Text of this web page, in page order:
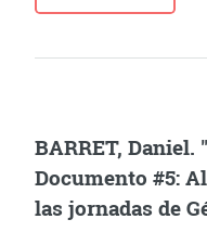
BARRET, Daniel.
Documento #5:
las jornadas de